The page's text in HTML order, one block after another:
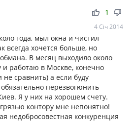
thumb_up thumb_down
1
4 Січ 2014
года, мыл окна и чистил
всегда хочется больше, но
В месяц выходило около
и работаю в Москве, конечно
сравнить) а если буду
перезвогюнить
Я у них на хорошем счету.
контору мне непонятно!
недобросовестная конкуренция